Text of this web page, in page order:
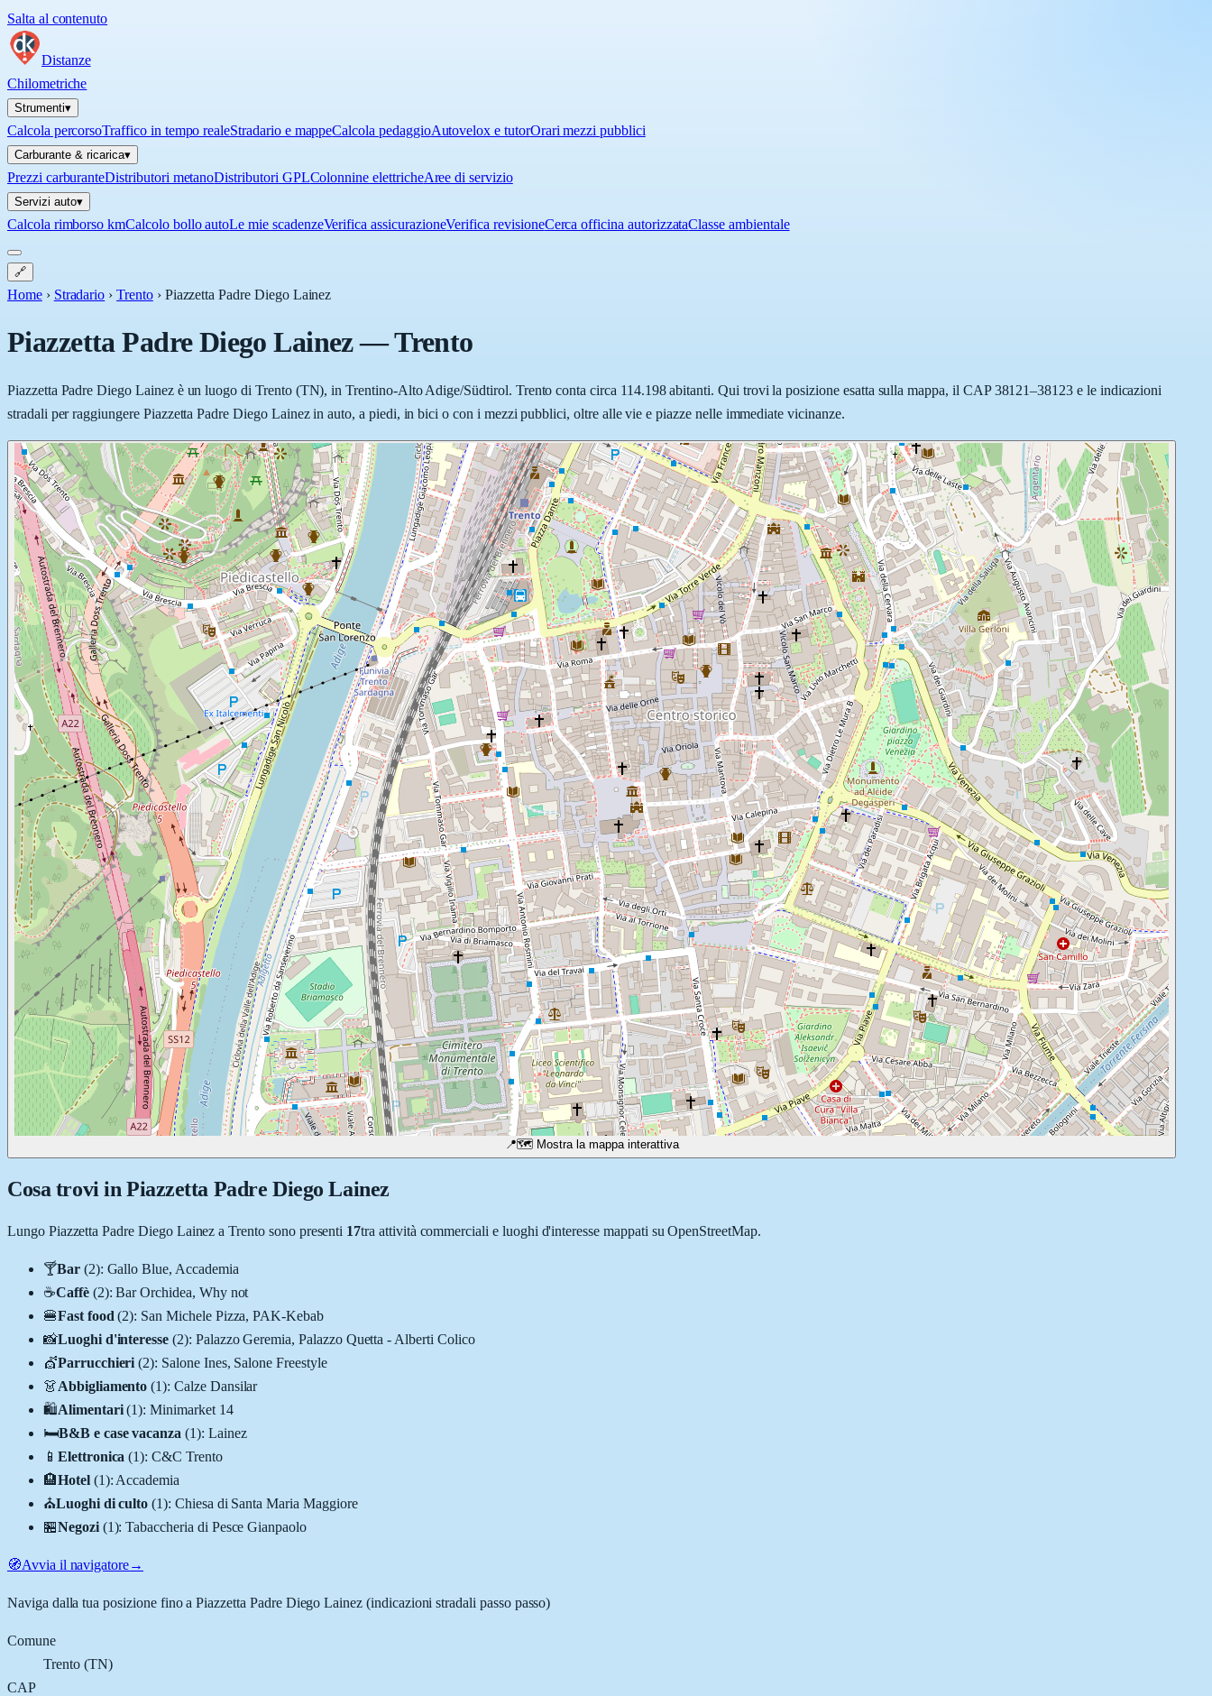
Salta al contenuto
Distanze
Chilometriche
Strumenti▾
Calcola percorsoTraffico in tempo realeStradario e mappeCalcola pedaggioAutovelox e tutorOrari mezzi pubblici
Carburante & ricarica▾
Prezzi carburanteDistributori metanoDistributori GPLColonnine elettricheAree di servizio
Servizi auto▾
Calcola rimborso kmCalcolo bollo autoLe mie scadenzeVerifica assicurazioneVerifica revisioneCerca officina autorizzataClasse ambientale
🔗
Home › Stradario › Trento › Piazzetta Padre Diego Lainez
Piazzetta Padre Diego Lainez—Trento
Piazzetta Padre Diego Lainez è un luogo di Trento (TN), in Trentino-Alto Adige/Südtirol. Trento conta circa 114.198 abitanti. Qui trovi la posizione esatta sulla mappa, il CAP 38121–38123 e le indicazioni
stradali per raggiungere Piazzetta Padre Diego Lainez in auto, a piedi, in bici o con i mezzi pubblici, oltre alle vie e piazze nelle immediate vicinanze.
📍🗺️ Mostra la mappa interattiva
Cosa trovi in Piazzetta Padre Diego Lainez
Lungo Piazzetta Padre Diego Lainez aTrentosono presenti 17tra attività commerciali e luoghi d'interesse mappati su OpenStreetMap.
🍸Bar (2): Gallo Blue, Accademia
☕Caffè (2):Bar Orchidea, Why not
🍔Fast food (2): San Michele Pizza, PAK-Kebab
📸Luoghi d'interesse (2): Palazzo Geremia, Palazzo Quetta - Alberti Colico
💇Parrucchieri (2): Salone Ines, Salone Freestyle
👗Abbigliamento (1):Calze Dansilar
🛍️Alimentari (1):Minimarket 14
🛏️B&B e case vacanza (1): Lainez
📱 Elettronica (1):C&C Trento
🏨Hotel (1): Accademia
⛪Luoghi di culto (1): Chiesa di Santa Maria Maggiore
🏪Negozi (1):Tabaccheria di Pesce Gianpaolo
🧭Avvia il navigatore→
Naviga dalla tua posizione fino aPiazzetta Padre Diego Lainez (indicazioni stradali passo passo)
Comune
Trento(TN)
CAP